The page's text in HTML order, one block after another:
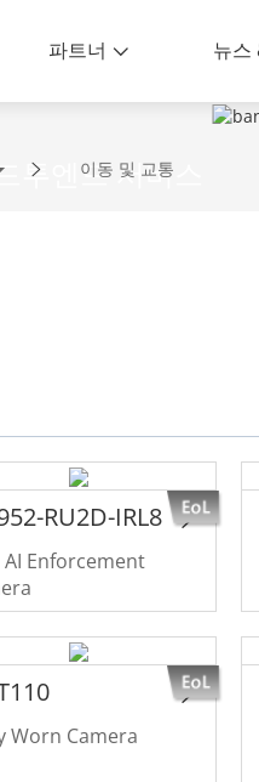
파트너
엔드 서비스
이동 및 교통
RU2D-IRL8
AI Enforcement
Worn Camera